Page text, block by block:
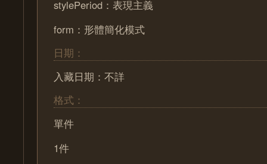
stylePeriod：表現主義
form：形體簡化模式
日期：
入藏日期：不詳
格式：
單件
1件